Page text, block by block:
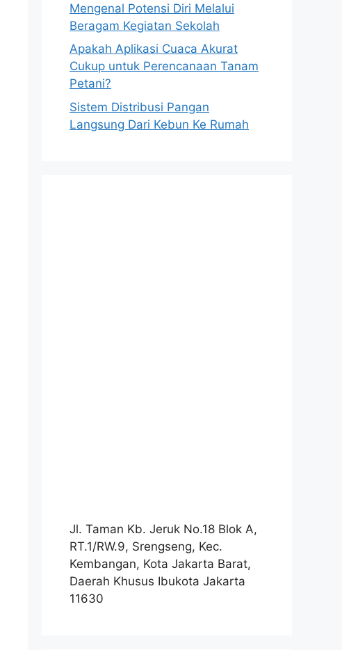
Mengenal Potensi Diri Melalui
Beragam Kegiatan Sekolah
Apakah Aplikasi Cuaca Akurat
Cukup untuk Perencanaan Tanam
Petani?
Sistem Distribusi Pangan
Langsung Dari Kebun Ke Rumah
Jl. Taman Kb. Jeruk No.18 Blok A,
RT.1/RW.9, Srengseng, Kec.
Kembangan, Kota Jakarta Barat,
Daerah Khusus Ibukota Jakarta
11630